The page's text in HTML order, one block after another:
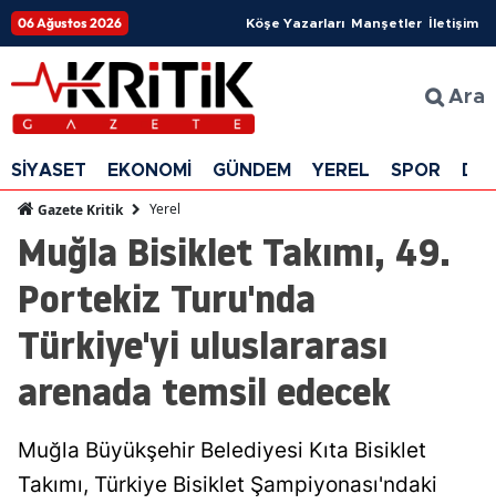
06 Ağustos 2026 Köşe Yazarları Manşetler İletişim
Ara
SİYASET EKONOMİ GÜNDEM YEREL SPOR
Gazete Kritik Yerel
Muğla Bisiklet Takımı, 49.
Portekiz Turu'nda
Türkiye'yi uluslararası
arenada temsil edecek
Muğla Büyükşehir Belediyesi Kıta Bisiklet
Takımı, Türkiye Bisiklet Şampiyonası'ndaki